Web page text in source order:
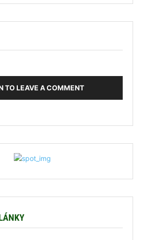
TO LEAVE A COMMENT